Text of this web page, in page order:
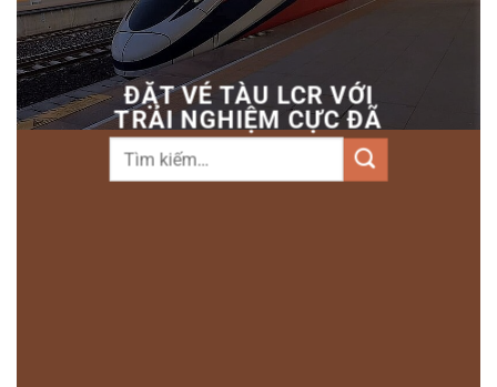
ĐẶT VÉ TÀU LCR VỚI
TRẢI NGHIỆM CỰC ĐÃ
Tìm